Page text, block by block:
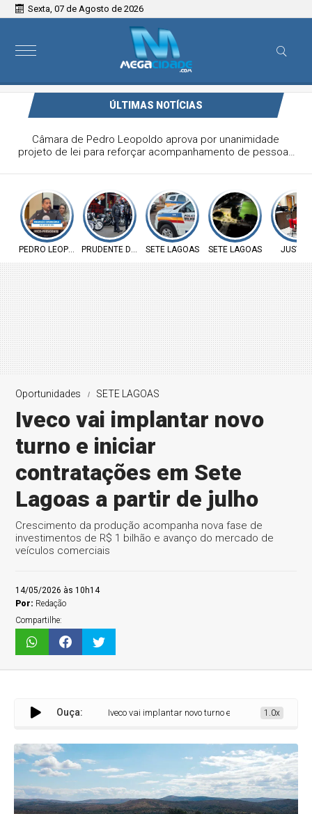
Sexta, 07 de Agosto de 2026
ÚLTIMAS NOTÍCIAS
Prudente de Morais recebe encontro nacional de
motociclistas com dois dias de shows gratuitos
PEDRO LEOPOLDOPRUDENTE DE MORAISSETE LAGOAS SETE LAGOAS
Oportunidades SETE LAGOAS
Iveco vai implantar novo
turno e iniciar
contratações em Sete
Lagoas a partir de julho
Crescimento da produção acompanha nova fase de
investimentos de R$ 1 bilhão e avanço do mercado de
veículos comerciais
14/05/2026 às 10h14
Por: Redação
Compartilhe:
Ouça:
Iveco vai implantar novo turno e iniciar contratações em Sete
1.0x